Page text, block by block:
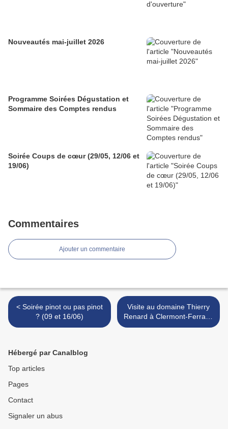
Nouveautés mai-juillet 2026
Programme Soirées Dégustation et
Sommaire des Comptes rendus
Soirée Coups de cœur (29/05, 12/06 et
19/06)
Commentaires
Ajouter un commentaire
< Soirée pinot ou pas pinot
? (09 et 16/06)
Visite au domaine Thierry
Renard à Clermont-Ferrand
>
Hébergé par Canalblog
Top articles
Pages
Contact
Signaler un abus